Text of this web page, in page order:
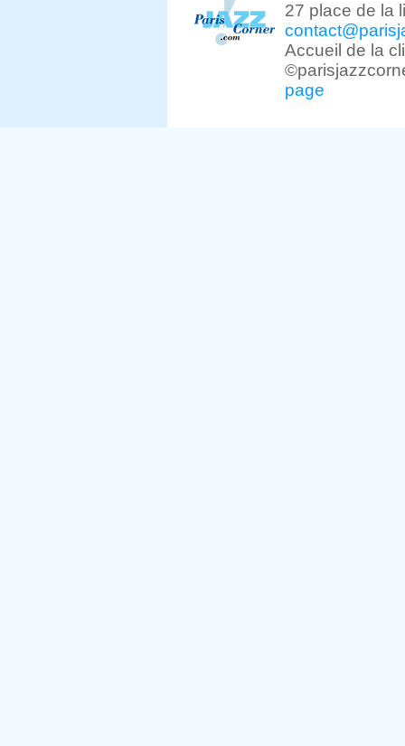
27 place de la
Accueil de la
page